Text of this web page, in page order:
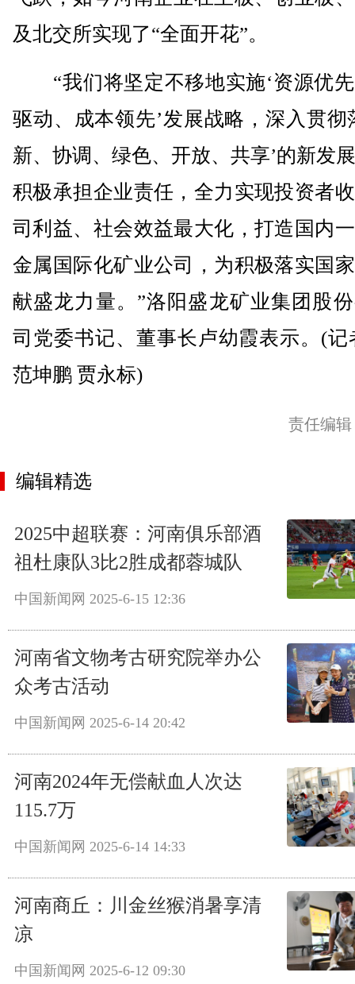
及北交所实现了“全面开花”。
“我们将坚定不移地实施‘资源优
驱动、成本领先’发展战略，深入贯彻
新、协调、绿色、开放、共享’的新发
积极承担企业责任，全力实现投资者
司利益、社会效益最大化，打造国内
金属国际化矿业公司，为积极落实国
献盛龙力量。”洛阳盛龙矿业集团股
司党委书记、董事长卢幼霞表示。(记
范坤鹏 贾永标)
责任编
编辑精选
2025中超联赛：河南俱乐部酒
祖杜康队3比2胜成都蓉城队
中国新闻网 2025-6-15 12:36
河南省文物考古研究院举办公
众考古活动
中国新闻网 2025-6-14 20:42
河南2024年无偿献血人次达
115.7万
中国新闻网 2025-6-14 14:33
河南商丘：川金丝猴消暑享清
凉
中国新闻网 2025-6-12 09:30